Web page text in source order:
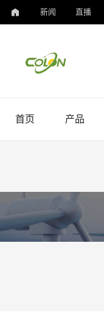
新闻 直播
首页 产品